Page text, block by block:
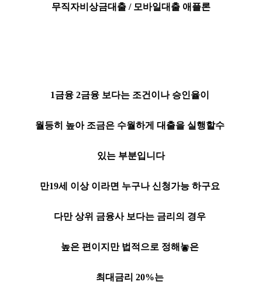
무직자비상금대출 / 모바일대출 애플론
1금융 2금융 보다는 조건이나 승인율이
월등히 높아 조금은 수월하게 대출을 실행할수
있는 부분입니다
만19세 이상 이라면 누구나 신청가능 하구요
다만 상위 금융사 보다는 금리의 경우
높은 편이지만 법적으로 정해놓은
최대금리 20%는